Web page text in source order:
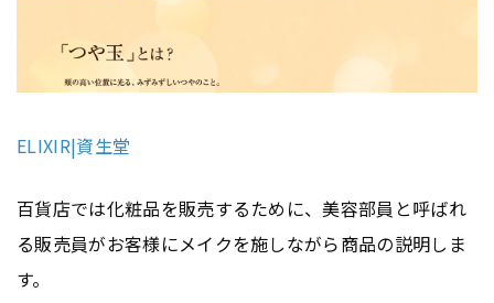
ELIXIR|資生堂
百貨店では化粧品を販売するために、美容部員と呼ばれ
る販売員がお客様にメイクを施しながら商品の説明しま
す。